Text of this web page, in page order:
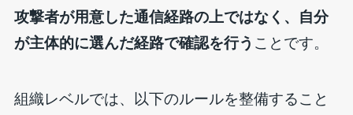
攻撃者が用意した通信経路の上ではなく、自分
が主体的に選んだ経路で確認を行う ことです。
組織レベルでは、以下のルールを整備すること